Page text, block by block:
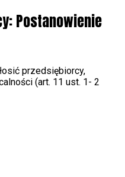
Postanowienie
przedsiębiorcy,
(art. 11 ust. 1- 2